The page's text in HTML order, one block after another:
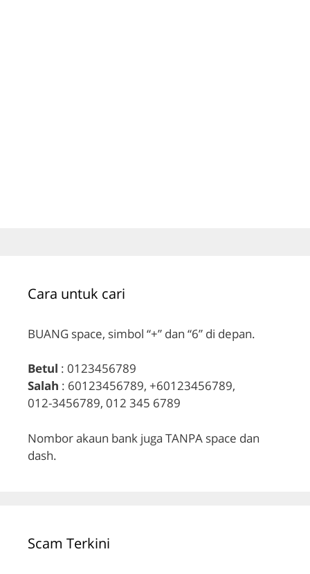
Cara untuk cari
BUANG space, simbol “+” dan “6” di depan.
Betul : 0123456789
Salah : 60123456789, +60123456789,
012-3456789, 012 345 6789
Nombor akaun bank juga TANPA space dan
dash.
Scam Terkini